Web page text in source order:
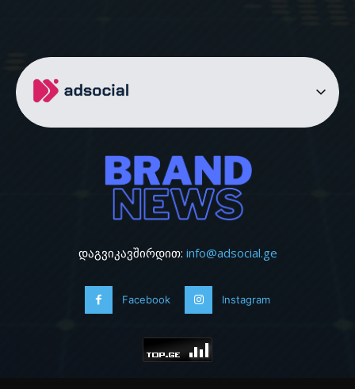
დაგვიკავშირდით: info@adsocial.ge
Facebook Instagram